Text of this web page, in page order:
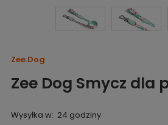
Zee.Dog
Zee Dog Smycz dla
Wysyłka w: 24 godziny